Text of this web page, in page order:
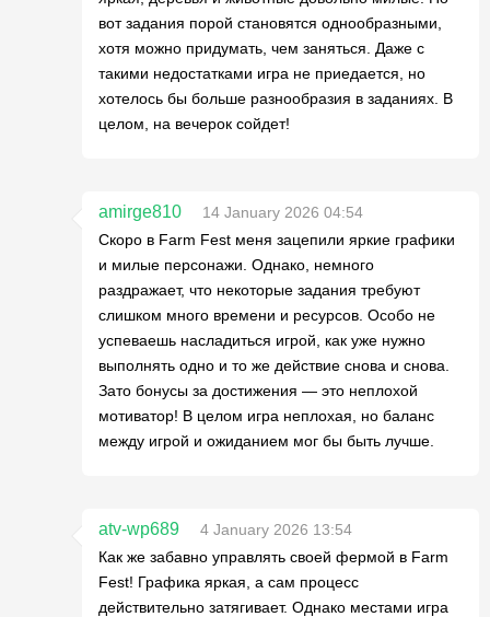
вот задания порой становятся однообразными,
хотя можно придумать, чем заняться. Даже с
такими недостатками игра не приедается, но
хотелось бы больше разнообразия в заданиях. В
целом, на вечерок сойдет!
amirge810
14 January 2026 04:54
Скоро в Farm Fest меня зацепили яркие графики
и милые персонажи. Однако, немного
раздражает, что некоторые задания требуют
слишком много времени и ресурсов. Особо не
успеваешь насладиться игрой, как уже нужно
выполнять одно и то же действие снова и снова.
Зато бонусы за достижения — это неплохой
мотиватор! В целом игра неплохая, но баланс
между игрой и ожиданием мог бы быть лучше.
atv-wp689
4 January 2026 13:54
Как же забавно управлять своей фермой в Farm
Fest! Графика яркая, а сам процесс
действительно затягивает. Однако местами игра